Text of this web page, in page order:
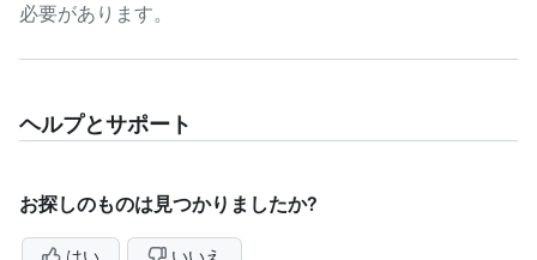
必要があります。
ヘルプとサポート
お探しのものは見つかりましたか?
はい いいえ